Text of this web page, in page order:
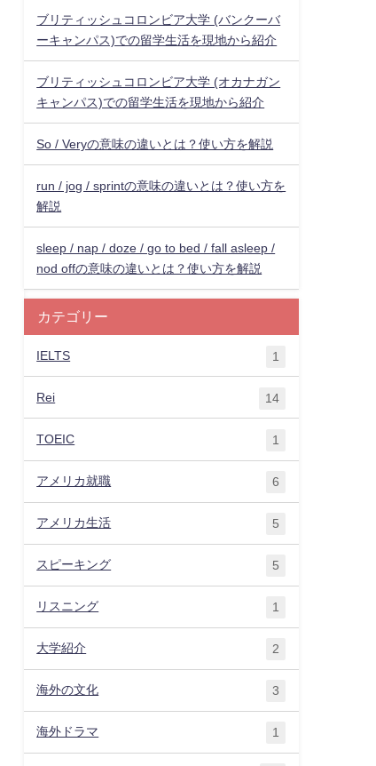
ブリティッシュコロンビア大学 (バンクーバ
ーキャンパス)での留学生活を現地から紹介
ブリティッシュコロンビア大学 (オカナガン
キャンパス)での留学生活を現地から紹介
So / Veryの意味の違いとは？使い方を解説
run / jog / sprintの意味の違いとは？使い方を
解説
sleep / nap / doze / go to bed / fall asleep /
nod offの意味の違いとは？使い方を解説
カテゴリー
IELTS 1
Rei 14
TOEIC 1
アメリカ就職 6
アメリカ生活 5
スピーキング 5
リスニング 1
大学紹介 2
海外の文化 3
海外ドラマ 1